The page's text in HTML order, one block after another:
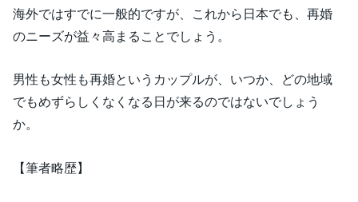
海外ではすでに一般的ですが、これから日本でも、再婚
のニーズが益々高まることでしょう。
男性も女性も再婚というカップルが、いつか、どの地域
でもめずらしくなくなる日が来るのではないでしょう
か。
【筆者略歴】